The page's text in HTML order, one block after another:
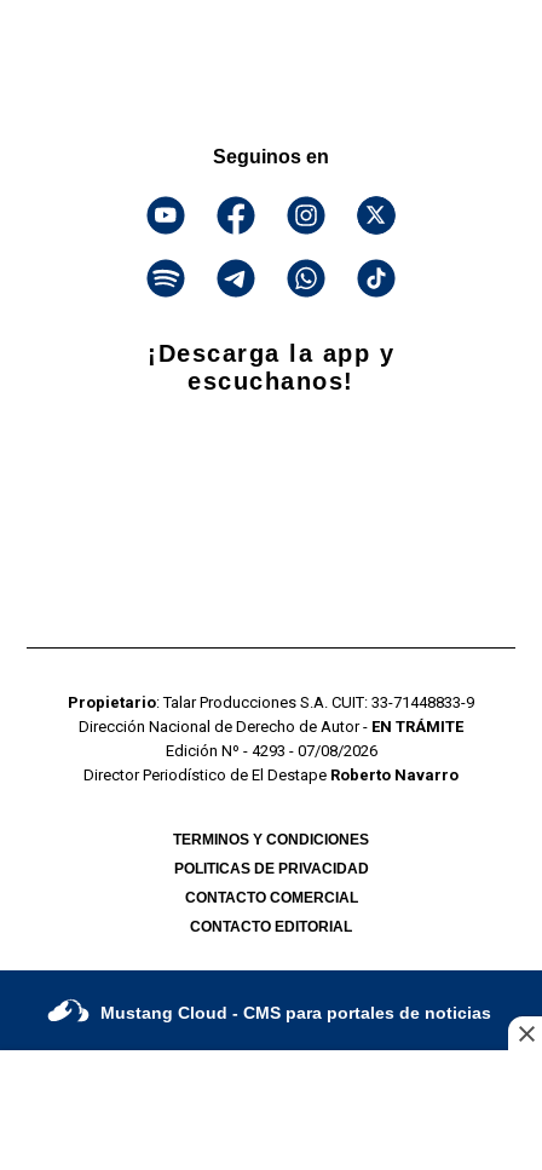
Seguinos en
¡Descarga la app y
escuchanos!
Propietario: Talar Producciones S.A. CUIT: 33-71448833-9
Dirección Nacional de Derecho de Autor - EN TRÁMITE
Edición Nº - 4293 - 07/08/2026
Director Periodístico de El Destape Roberto Navarro
TERMINOS Y CONDICIONES
POLITICAS DE PRIVACIDAD
CONTACTO COMERCIAL
CONTACTO EDITORIAL
Mustang Cloud - CMS para portales de noticias